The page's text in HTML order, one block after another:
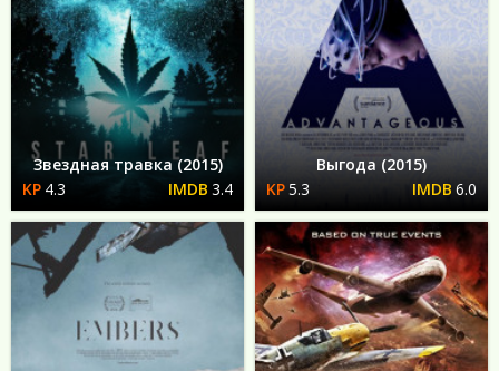
Звездная травка (2015)
4.3
3.4
Выгода (2015)
5.3
6.0